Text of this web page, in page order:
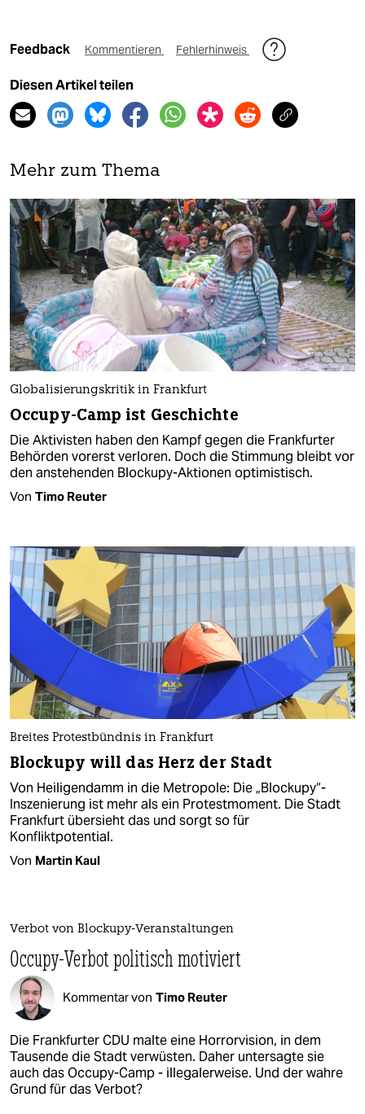
Feedback Kommentieren Fehlerhinweis
Diesen Artikel teilen
Mehr zum Thema
Globalisierungskritik in Frankfurt
Occupy-Camp ist Geschichte
Die Aktivisten haben den Kampf gegen die Frankfurter
Behörden vorerst verloren. Doch die Stimmung bleibt vor
den anstehenden Blockupy-Aktionen optimistisch.
Von Timo Reuter
Breites Protestbündnis in Frankfurt
Blockupy will das Herz der Stadt
Von Heiligendamm in die Metropole: Die „Blockupy“-
Inszenierung ist mehr als ein Protestmoment. Die Stadt
Frankfurt übersieht das und sorgt so für
Konfliktpotential.
Von Martin Kaul
Verbot von Blockupy-Veranstaltungen
Occupy-Verbot politisch motiviert
Kommentar von Timo Reuter
Die Frankfurter CDU malte eine Horrorvision, in dem
Tausende die Stadt verwüsten. Daher untersagte sie
auch das Occupy-Camp - illegalerweise. Und der wahre
Grund für das Verbot?